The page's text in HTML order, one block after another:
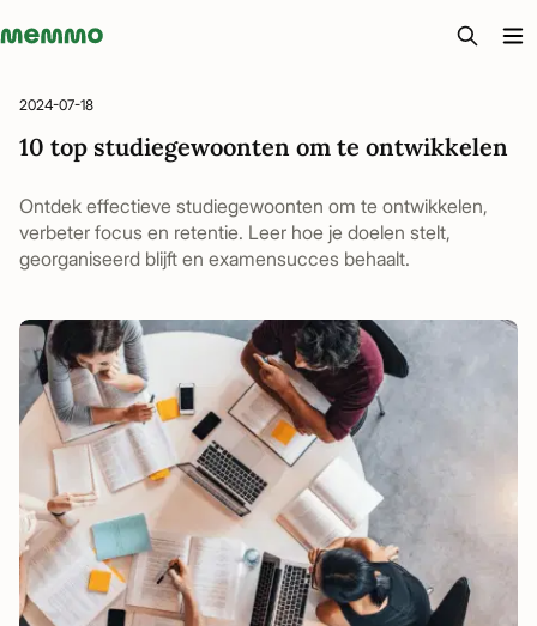
Memmo - AI-verktyg och digital kurslitteratur
2024-07-18
10 top studiegewoonten om te ontwikkelen
Ontdek effectieve studiegewoonten om te ontwikkelen,
verbeter focus en retentie. Leer hoe je doelen stelt,
georganiseerd blijft en examensucces behaalt.